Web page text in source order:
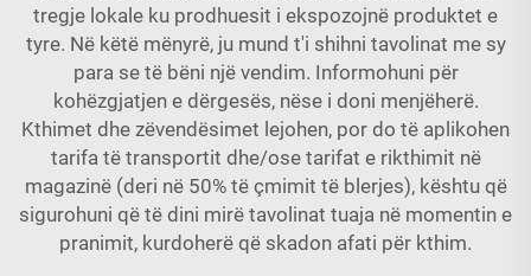
tregje lokale ku prodhuesit i ekspozojnë produktet e
tyre. Në këtë mënyrë, ju mund t'i shihni tavolinat me sy
para se të bëni një vendim. Informohuni për
kohëzgjatjen e dërgesës, nëse i doni menjëherë.
Kthimet dhe zëvendësimet lejohen, por do të aplikohen
tarifa të transportit dhe/ose tarifat e rikthimit në
magazinë (deri në 50% të çmimit të blerjes), kështu që
sigurohuni që të dini mirë tavolinat tuaja në momentin e
pranimit, kurdoherë që skadon afati për kthim.